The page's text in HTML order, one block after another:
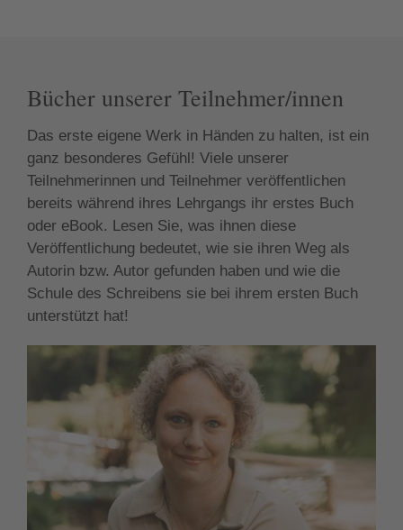
Bücher unserer Teilnehmer/innen
Das erste eigene Werk in Händen zu halten, ist ein
ganz besonderes Gefühl! Viele unserer
Teilnehmerinnen und Teilnehmer veröffentlichen
bereits während ihres Lehrgangs ihr erstes Buch
oder eBook. Lesen Sie, was ihnen diese
Veröffentlichung bedeutet, wie sie ihren Weg als
Autorin bzw. Autor gefunden haben und wie die
Schule des Schreibens sie bei ihrem ersten Buch
unterstützt hat!